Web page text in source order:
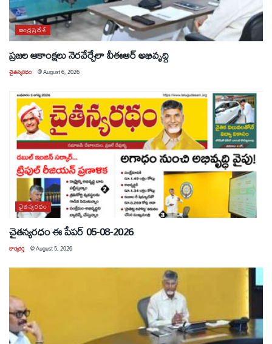
ఆంధ్రప్రదేశ్
ప్రజల ఆకాంక్షలు నెరవేర్చేలా వీఈఆర్ అభివృద్ధి
చైతన్యరధం @August 6, 2026
చైతన్యరధం
చైతన్యరధం ఈ పేపర్ 05-08-2026
కార్యకర్త @August 5, 2026